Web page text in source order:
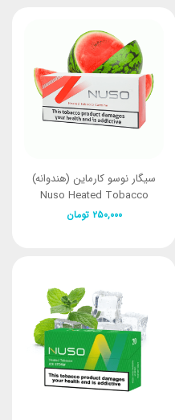
سیگار نوسو کارماین (هندوانه)
Nuso Heated Tobacco
Carmine
تومان۲۵۰,۰۰۰